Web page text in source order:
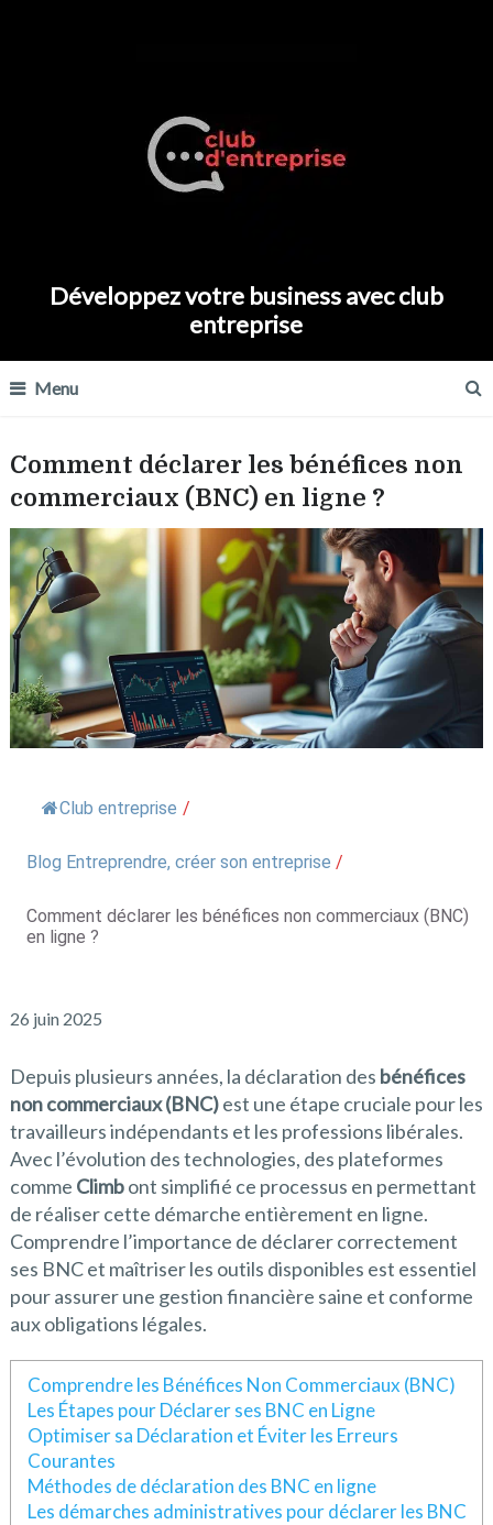
Développez votre business avec club
entreprise
Menu
Comment déclarer les bénéfices non
commerciaux (BNC) en ligne ?
Club entreprise /
Blog Entreprendre, créer son entreprise /
Comment déclarer les bénéfices non commerciaux (BNC)
en ligne ?
26 juin 2025
Depuis plusieurs années, la déclaration des bénéfices
non commerciaux (BNC)est une étape cruciale pour les
travailleurs indépendants et les professions libérales.
Avec l’évolution des technologies, des plateformes
comme Climbont simplifié ce processus en permettant
de réaliser cette démarche entièrement en ligne.
Comprendre l’importance de déclarer correctement
ses BNC et maîtriser les outils disponibles est essentiel
pour assurer une gestion financière saine et conforme
aux obligations légales.
Comprendre les Bénéfices Non Commerciaux (BNC)
Les Étapes pour Déclarer ses BNC en Ligne
Optimiser sa Déclaration et Éviter les Erreurs
Courantes
Méthodes de déclaration des BNC en ligne
Les démarches administratives pour déclarer les BNC